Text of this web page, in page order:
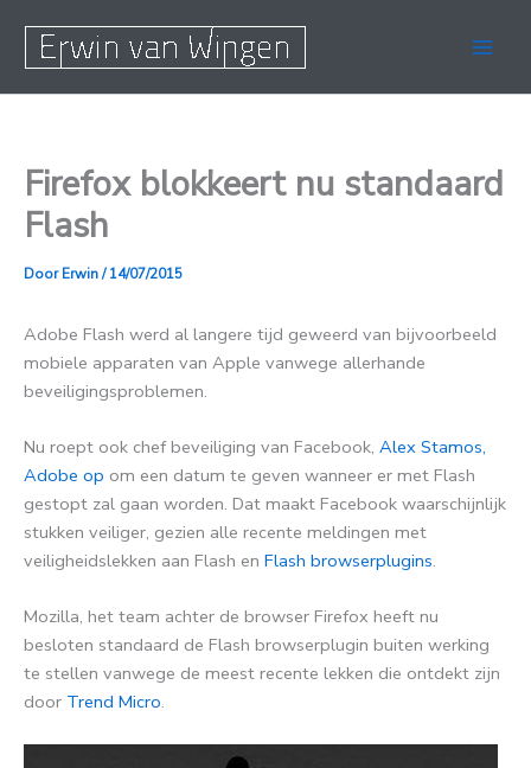
inhoud
Firefox blokkeert nu standaard
Flash
DoorErwin/14/07/2015
Adobe Flash werd al langere tijd geweerd van bijvoorbeeld
mobiele apparaten van Apple vanwege allerhande
beveiligingsproblemen.
Nu roept ook chef beveiliging van Facebook, Alex Stamos,
Adobe op om een datum te geven wanneer er met Flash
gestopt zal gaan worden. Dat maakt Facebook waarschijnlijk
stukken veiliger, gezien alle recente meldingen met
veiligheidslekken aan Flash en Flash browserplugins.
Mozilla, het team achter de browser Firefox heeft nu
besloten standaard de Flash browserplugin buiten werking
te stellen vanwege de meest recente lekken die ontdekt zijn
door Trend Micro.